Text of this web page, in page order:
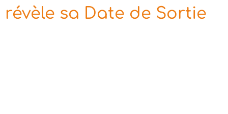
révèle sa Date de Sortie